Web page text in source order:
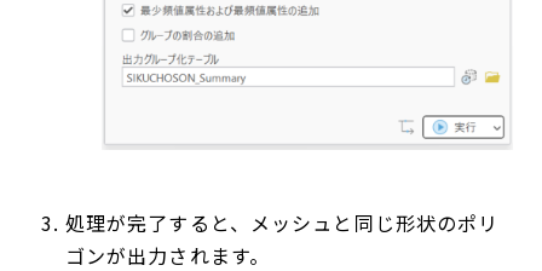
処理が完了すると、メッシュと同じ形状のポリ
ゴンが出力されます。